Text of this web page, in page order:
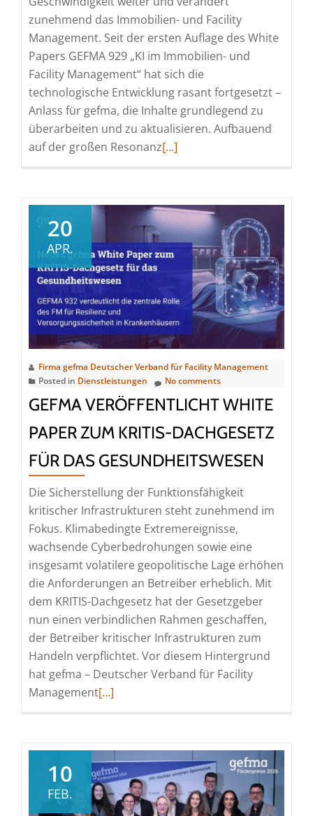
zunehmend das Immobilien- und Facility
Management. Seit der ersten Auflage des White
Papers GEFMA 929 „KI im Immobilien- und
Facility Management“ hat sich die
technologische Entwicklung rasant fortgesetzt –
Anlass für gefma, die Inhalte grundlegend zu
überarbeiten und zu aktualisieren. Aufbauend
auf der großen ResonanzRead
veröffentlicht
aktualisiertes
White
Paper
zu
Künstlicher
Intelligenz
im
Immobilien-
und
Facility
[…]
20
APR.
Firma gefma Deutscher Verband für Facility Management
Posted in Dienstleistungen No comments
GEFMA VERÖFFENTLICHT WHITE
PAPER ZUM KRITIS-DACHGESETZ
FÜR DAS GESUNDHEITSWESEN
Die Sicherstellung der Funktionsfähigkeit
kritischer Infrastrukturen steht zunehmend im
Fokus. Klimabedingte Extremereignisse,
wachsende Cyberbedrohungen sowie eine
insgesamt volatilere geopolitische Lage erhöhen
die Anforderungen an Betreiber erheblich. Mit
dem KRITIS-Dachgesetz hat der Gesetzgeber
nun einen verbindlichen Rahmen geschaffen,
der Betreiber kritischer Infrastrukturen zum
Handeln verpflichtet. Vor diesem Hintergrund
hat gefma – Deutscher Verband für Facility
ManagementRead
veröffentlicht
White
Paper
[…]
10
FEB.